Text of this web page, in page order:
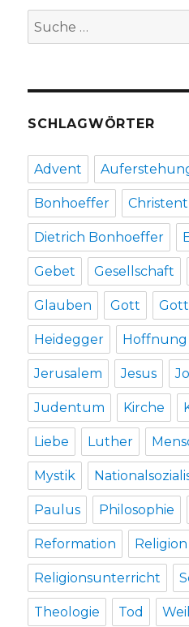
6,
Christoph
2012
Suche
nach:
SCHLAGWÖRTER
Advent
Bonhoeffer
Dietrich Bonhoeffer
Gebet Gesellschaft
Glauben Gott
Heidegger Hoffnung
Jerusalem Jesus
Judentum Kirche
Liebe Luther
Mystik
Paulus Philosophie
Reformation Religion
Religionsunterricht
Theologie Tod